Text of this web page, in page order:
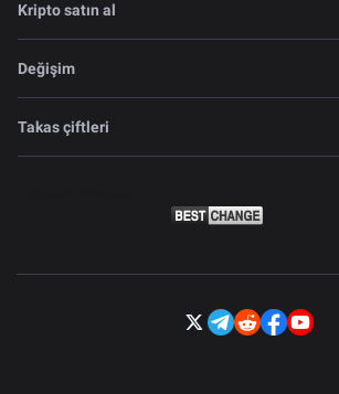
Kripto satın al
Değişim
Takas çiftleri